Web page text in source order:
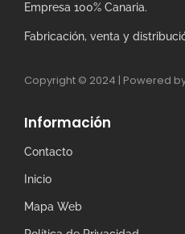
Empresa 100% Canaria.
Fabricación, venta y
Copyright © 2024 | Powered
Información
Contacto
Inicio
Mapa Web